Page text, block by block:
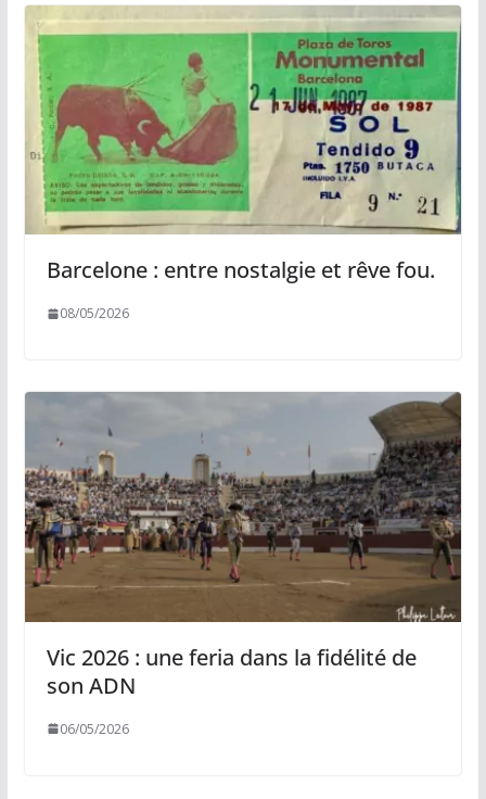
Barcelone : entre nostalgie et rêve fou.
08/05/2026
Vic 2026 : une feria dans la fidélité de
son ADN
06/05/2026